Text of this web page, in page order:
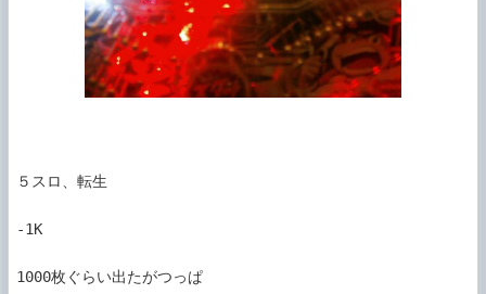
５スロ、転生
-1K
1000枚ぐらい出たがつっぱ